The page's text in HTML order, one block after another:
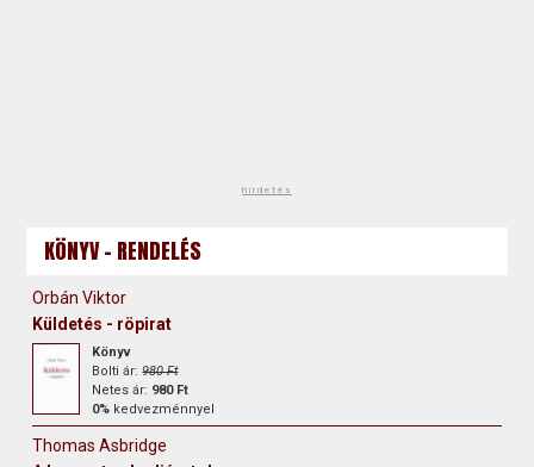
hirdetés
KÖNYV - RENDELÉS
Orbán Viktor
Küldetés - röpirat
Könyv
Bolti ár:980 Ft
Netes ár: 980 Ft
0% kedvezménnyel
Thomas Asbridge